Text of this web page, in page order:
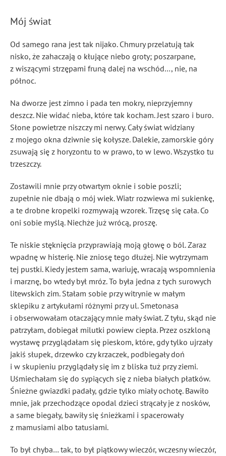
Mój świat
Od samego rana jest tak nijako. Chmury przelatują tak
nisko, że zahaczają o kłujące niebo groty; poszarpane,
z wiszącymi strzępami fruną dalej na wschód…, nie, na
północ.
Na dworze jest zimno i pada ten mokry, nieprzyjemny
deszcz. Nie widać nieba, które tak kocham. Jest szaro i buro.
Słone powietrze niszczy mi nerwy. Cały świat widziany
z mojego okna dziwnie się kołysze. Dalekie, zamorskie góry
zsuwają się z horyzontu to w prawo, to w lewo. Wszystko tu
trzeszczy.
Zostawili mnie przy otwartym oknie i sobie poszli;
zupełnie nie dbają o mój wiek. Wiatr rozwiewa mi sukienkę,
a te drobne kropelki rozmywają wzorek. Trzęsę się cała. Co
oni sobie myślą. Niechże już wrócą, proszę.
Te niskie stęknięcia przyprawiają moją głowę o ból. Zaraz
wpadnę w histerię. Nie zniosę tego dłużej. Nie wytrzymam
tej pustki. Kiedy jestem sama, wariuję, wracają wspomnienia
i marznę, bo wtedy był mróz. To była jedna z tych surowych
litewskich zim. Stałam sobie przy witrynie w małym
sklepiku z artykułami różnymi przy ul. Smetonasa
i obserwowałam otaczający mnie mały świat. Z tyłu, skąd nie
patrzyłam, dobiegał milutki powiew ciepła. Przez oszkloną
wystawę przyglądałam się pieskom, które, gdy tylko ujrzały
jakiś słupek, drzewko czy krzaczek, podbiegały doń
i w skupieniu przyglądały się im z bliska tuż przy ziemi.
Uśmiechałam się do sypiących się z nieba białych płatków.
Śnieżne gwiazdki padały, gdzie tylko miały ochotę. Bawiło
mnie, jak przechodzące opodal dzieci strącały je z nosków,
a same biegały, bawiły się śnieżkami i spacerowały
z mamusiami albo tatusiami.
To był chyba… tak, to był piątkowy wieczór, wczesny wieczór,